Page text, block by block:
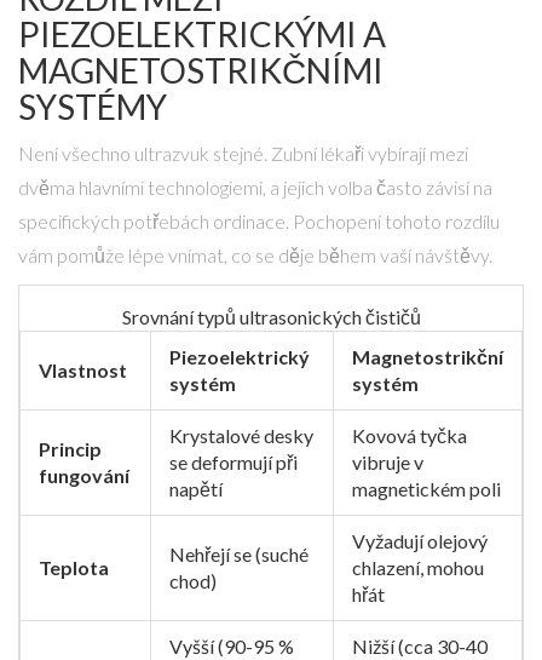
PIEZOELEKTRICKÝMI A
MAGNETOSTRIKČNÍMI
SYSTÉMY
Není všechno ultrazvuk stejné. Zubní lékaři vybírají mezi
dvěma hlavními technologiemi, a jejich volba často závisí na
specifických potřebách ordinace. Pochopení tohoto rozdílu
vám pomůže lépe vnímat, co se děje během vaší návštěvy.
Srovnání typů ultrasonických čističů
Vlastnost
Piezoelektrický
systém
Magnetostrikční
systém
Princip
fungování
Krystalové desky
se deformují při
napětí
Kovová tyčka
vibruje v
magnetickém poli
Teplota
Nehřejí se (suché
chod)
Vyžadují olejový
chlazení, mohou
hřát
Vyšší (90-95 %
Nižší (cca 30-40